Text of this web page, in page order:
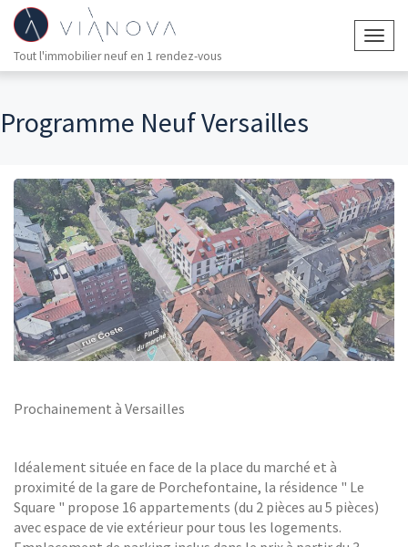
Tout l'immobilier neuf en 1 rendez-vous
Programme Neuf Versailles
Prochainement à Versailles
Idéalement située en face de la place du marché et à
proximité de la gare de Porchefontaine, la résidence " Le
Square " propose 16 appartements (du 2 pièces au 5 pièces)
avec espace de vie extérieur pour tous les logements.